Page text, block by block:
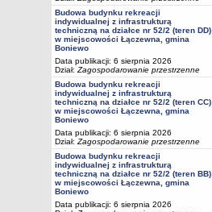
Budowa budynku rekreacji
indywidualnej z infrastrukturą
techniczną na działce nr 52/2 (teren DD)
w miejscowości Łączewna, gmina
Boniewo
Data publikacji: 6 sierpnia 2026
Dział: Zagospodarowanie przestrzenne
Budowa budynku rekreacji
indywidualnej z infrastrukturą
techniczną na działce nr 52/2 (teren CC)
w miejscowości Łączewna, gmina
Boniewo
Data publikacji: 6 sierpnia 2026
Dział: Zagospodarowanie przestrzenne
Budowa budynku rekreacji
indywidualnej z infrastrukturą
techniczną na działce nr 52/2 (teren BB)
w miejscowości Łączewna, gmina
Boniewo
Data publikacji: 6 sierpnia 2026